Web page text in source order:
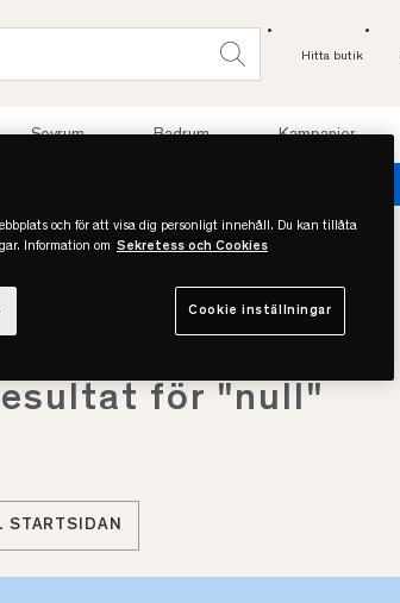
Hitta butik
Sovrum Badrum Kampanjer
för "null"
STARTSIDAN
och för att visa dig personligt innehåll. Du kan tillåta
Information om Sekretess och Cookies
Cookie inställningar